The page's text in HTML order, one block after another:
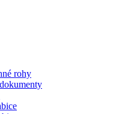
rohy